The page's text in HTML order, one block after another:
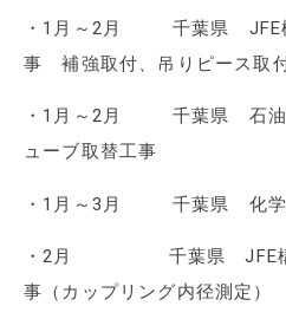
・1月～2月 千葉県 JFE
事 補強取付、吊りピース取
・1月～2月 千葉県 石油
ューブ取替工事
・1月～3月 千葉県 化学
・2月 千葉県 JFE構
事（カップリング内径測定）